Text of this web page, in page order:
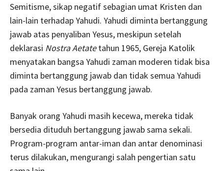
Semitisme, sikap negatif sebagian umat Kristen dan
lain-lain terhadap Yahudi. Yahudi diminta bertanggung
jawab atas penyaliban Yesus, meskipun setelah
deklarasi Nostra Aetatetahun 1965, Gereja Katolik
menyatakan bangsa Yahudi zaman moderen tidak bisa
diminta bertanggung jawab dan tidak semua Yahudi
pada zaman Yesus bertanggung jawab.
Banyak orang Yahudi masih kecewa, mereka tidak
bersedia dituduh bertanggung jawab sama sekali.
Program-program antar-iman dan antar denominasi
terus dilakukan, mengurangi salah pengertian satu